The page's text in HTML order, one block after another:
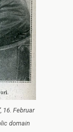
16. Februar
domain